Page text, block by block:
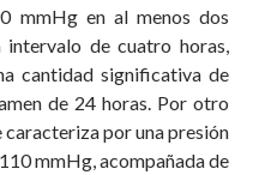
mmHgen al menos dos
de cuatro horas,
cantidad significativa de
de 24 horas. Por otro
caracteriza por una presión
mmHg, acompañada de